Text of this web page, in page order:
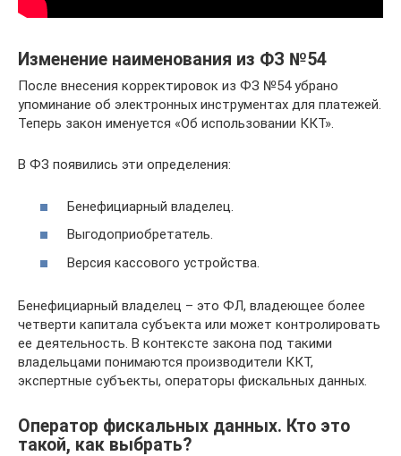
Изменение наименования из ФЗ №54
После внесения корректировок из ФЗ №54 убрано
упоминание об электронных инструментах для платежей.
Теперь закон именуется «Об использовании ККТ».
В ФЗ появились эти определения:
Бенефициарный владелец.
Выгодоприобретатель.
Версия кассового устройства.
Бенефициарный владелец – это ФЛ, владеющее более
четверти капитала субъекта или может контролировать
ее деятельность. В контексте закона под такими
владельцами понимаются производители ККТ,
экспертные субъекты, операторы фискальных данных.
Оператор фискальных данных. Кто это
такой, как выбрать?